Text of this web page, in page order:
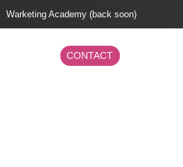
Warketing Academy (back soon)
CONTACT